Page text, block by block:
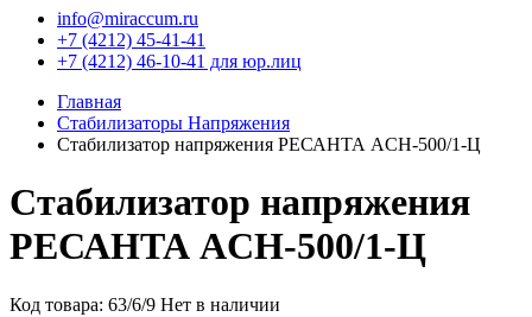
info@miraccum.ru
+7 (4212) 45-41-41
+7 (4212) 46-10-41 для юр.лиц
Главная
Стабилизаторы Напряжения
Стабилизатор напряжения РЕСАНТА ACH-500/1-Ц
Стабилизатор напряжения
РЕСАНТА ACH-500/1-Ц
Код товара: 63/6/9 Нет в наличии